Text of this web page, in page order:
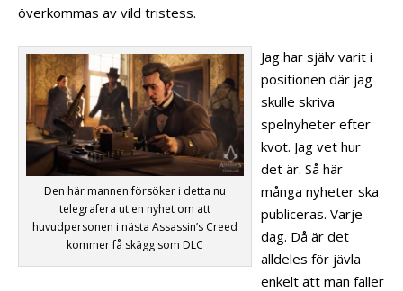
överkommas av vild tristess.
Den här mannen försöker i detta nu
telegrafera ut en nyhet om att
huvudpersonen i nästa Assassin’s Creed
kommer få skägg som DLC
Jag har själv varit i
positionen där jag
skulle skriva
spelnyheter efter
kvot. Jag vet hur
det är. Så här
många nyheter ska
publiceras. Varje
dag. Då är det
alldeles för jävla
enkelt att man faller